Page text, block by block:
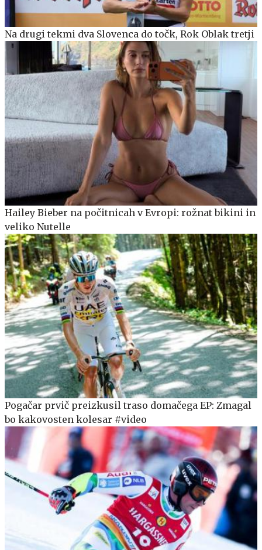
Na drugi tekmi dva Slovenca do točk, Rok Oblak tretji
Hailey Bieber na počitnicah v Evropi: rožnat bikini in
veliko Nutelle
Pogačar prvič preizkusil traso domačega EP: Zmagal
bo kakovosten kolesar #video